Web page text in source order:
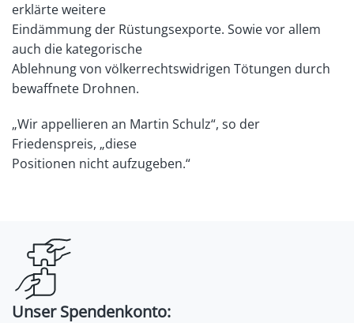
erklärte weitere
Eindämmung der Rüstungsexporte. Sowie vor allem
auch die kategorische
Ablehnung von völkerrechtswidrigen Tötungen durch
bewaffnete Drohnen.
„Wir appellieren an Martin Schulz“, so der
Friedenspreis, „diese
Positionen nicht aufzugeben.“
Unser Spendenkonto: